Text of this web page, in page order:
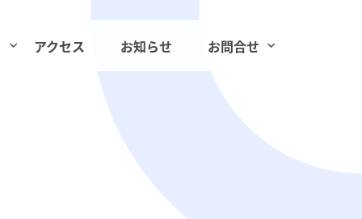
アクセス お知らせ お問合せ